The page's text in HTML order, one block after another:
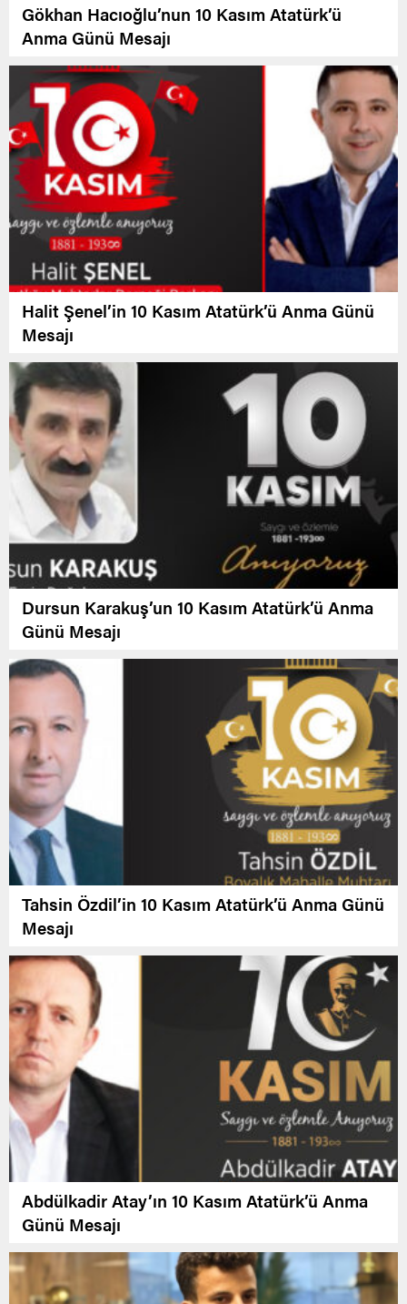
Gökhan Hacıoğlu’nun 10 Kasım Atatürk’ü
Anma Günü Mesajı
Halit Şenel’in 10 Kasım Atatürk’ü Anma Günü
Mesajı
Dursun Karakuş’un 10 Kasım Atatürk’ü Anma
Günü Mesajı
Tahsin Özdil’in 10 Kasım Atatürk’ü Anma Günü
Mesajı
Abdülkadir Atay’ın 10 Kasım Atatürk’ü Anma
Günü Mesajı